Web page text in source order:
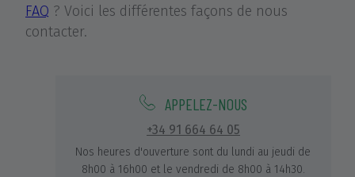
FAQ ? Voici les différentes façons de nous
contacter.
APPELEZ-NOUS
+34 91 664 64 05
Nos heures d'ouverture sont du lundi au jeudi de
8h00 à 16h00 et le vendredi de 8h00 à 14h30.